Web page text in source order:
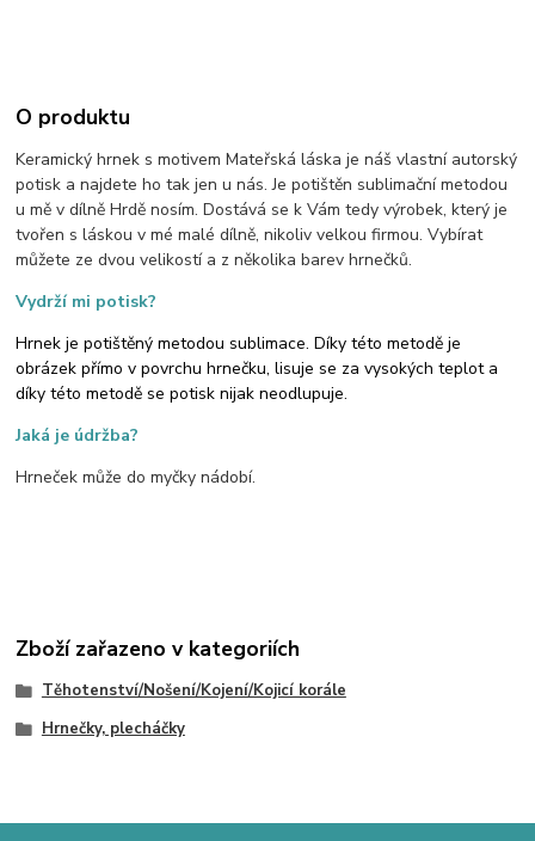
O produktu
Keramický hrnek s motivem Mateřská láska je náš vlastní autorský
potisk a najdete ho tak jen u nás. Je potištěn sublimační metodou
u mě v dílně Hrdě nosím. Dostává se k Vám tedy výrobek, který je
tvořen s láskou v mé malé dílně, nikoliv velkou firmou. Vybírat
můžete ze dvou velikostí a z několika barev hrnečků.
Vydrží mi potisk?
Hrnek je potištěný metodou sublimace. Díky této metodě je
obrázek přímo v povrchu hrnečku, lisuje se za vysokých teplot a
díky této metodě se potisk nijak neodlupuje.
Jaká je údržba?
Hrneček může do myčky nádobí.
Zboží zařazeno v kategoriích
Těhotenství/Nošení/Kojení/Kojicí korále
Hrnečky, plecháčky